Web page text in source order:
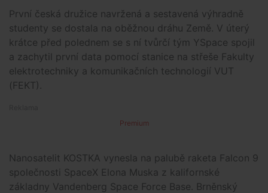
První česká družice navržená a sestavená výhradně
studenty se dostala na oběžnou dráhu Země. V úterý
krátce před polednem se s ní tvůrčí tým YSpace spojil
a zachytil první data pomocí stanice na střeše Fakulty
elektrotechniky a komunikačních technologií VUT
(FEKT).
Premium
Nanosatelit KOSTKA vynesla na palubě raketa Falcon 9
společnosti SpaceX Elona Muska z kalifornské
základny Vandenberg Space Force Base. Brněnský